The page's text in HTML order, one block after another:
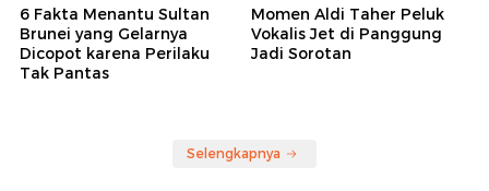
6 Fakta Menantu Sultan
Brunei yang Gelarnya
Dicopot karena Perilaku
Tak Pantas
Momen Aldi Taher Peluk
Vokalis Jet di Panggung
Jadi Sorotan
Selengkapnya